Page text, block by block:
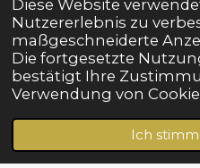
Diese Website
Nutzererlebnis zu
maßgeschneiderte
Die fortgesetzte
bestätigt Ihre
Verwendung von
Ich
Seidenkissen/60
x60cm
230,00 CHF
zzgl.Versandkosten